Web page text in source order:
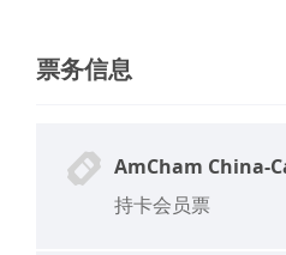
票务信息
AmCham China-
持卡会员票